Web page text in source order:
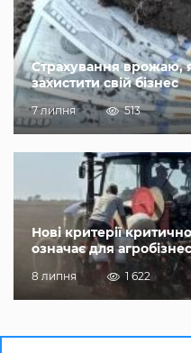
Страхування врожаю,
захистити свій бізнес
7 липня 513
Нові критерії
означає для
8 липня 1 622